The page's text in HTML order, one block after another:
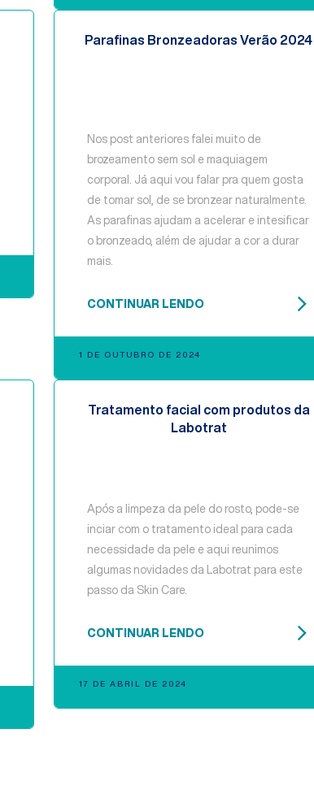
Parafinas Bronzeadoras Verão 2024
Nos post anteriores falei muito de
brozeamento sem sol e maquiagem
corporal. Já aqui vou falar pra quem gosta
de tomar sol, de se bronzear naturalmente.
As parafinas ajudam a acelerar e intesificar
o bronzeado, além de ajudar a cor a durar
mais.
CONTINUAR LENDO
1 DE OUTUBRO DE 2024
Tratamento facial com produtos da
Labotrat
Após a limpeza da pele do rosto, pode-se
inciar com o tratamento ideal para cada
necessidade da pele e aqui reunimos
algumas novidades da Labotrat para este
passo da Skin Care.
CONTINUAR LENDO
17 DE ABRIL DE 2024